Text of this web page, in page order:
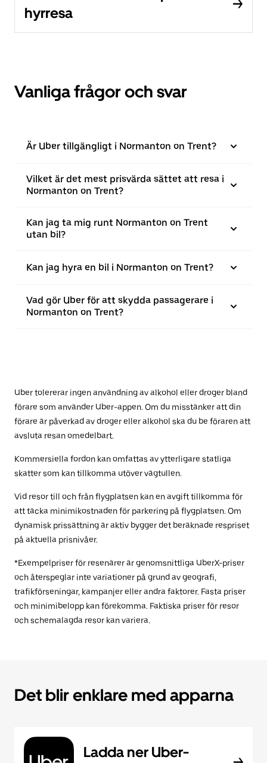
hyrresa
Vanliga frågor och svar
Är Uber tillgängligt i Normanton on Trent?
Vilket är det mest prisvärda sättet att resa i
Normanton on Trent?
Kan jag ta mig runt Normanton on Trent
utan bil?
Kan jag hyra en bil i Normanton on Trent?
Vad gör Uber för att skydda passagerare i
Normanton on Trent?
Uber tolererar ingen användning av alkohol eller droger bland
förare som använder Uber-appen. Om du misstänker att din
förare är påverkad av droger eller alkohol ska du be föraren att
avsluta resan omedelbart.
Kommersiella fordon kan omfattas av ytterligare statliga
skatter som kan tillkomma utöver vägtullen.
Vid resor till och från flygplatsen kan en avgift tillkomma för
att täcka minimikostnaden för parkering på flygplatsen. Om
dynamisk prissättning är aktiv bygger det beräknade respriset
på aktuella prisnivåer.
*Exempelpriser för resenärer är genomsnittliga UberX-priser
och återspeglar inte variationer på grund av geografi,
trafikförseningar, kampanjer eller andra faktorer. Fasta priser
och minimibelopp kan förekomma. Faktiska priser för resor
och schemalagda resor kan variera.
Det blir enklare med apparna
Ladda ner Uber-